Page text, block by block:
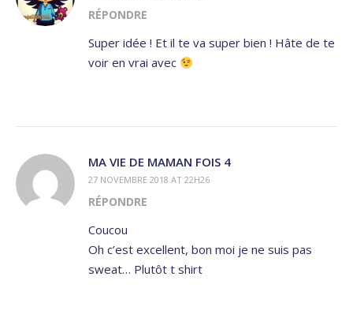
RÉPONDRE
Super idée ! Et il te va super bien ! Hâte de te
voir en vrai avec
MA VIE DE MAMAN FOIS 4
27 NOVEMBRE 2018 AT 22H26
RÉPONDRE
Coucou
Oh c’est excellent, bon moi je ne suis pas
sweat… Plutôt t shirt